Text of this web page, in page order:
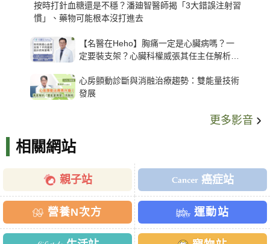
按時打針血糖還是不穩？潘廸智醫師揭「3大錯誤注射習
慣」、藥物可能根本沒打進去
【名醫在Heho】胸痛一定是心臟病嗎？一
定要裝支架？心臟科權威張其任主任解析支
心房顫動診斷與消融治療趨勢：雙能量技術
發展
更多影音
相關網站
親子站 癌症站
營養N次方 運動站